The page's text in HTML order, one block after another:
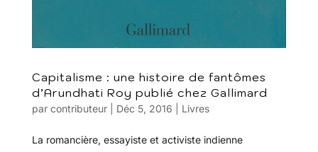
Capitalisme : une histoire de fantômes
d’Arundhati Roy publié chez Gallimard
par contributeur| Déc 5, 2016 Livres
La romancière, essayiste et activiste indienne